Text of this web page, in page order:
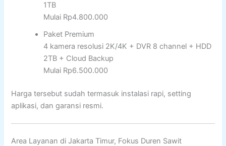
1TB
Mulai Rp4.800.000
Paket Premium
4 kamera resolusi 2K/4K + DVR 8 channel + HDD
2TB + Cloud Backup
Mulai Rp6.500.000
Harga tersebut sudah termasuk instalasi rapi, setting
aplikasi, dan garansi resmi.
Area Layanan di Jakarta Timur, Fokus Duren Sawit